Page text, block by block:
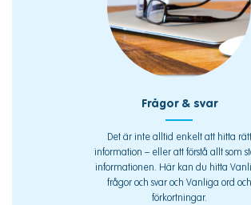
Frågor & svar
Det är inte alltid enkelt att hitta rätt
information – eller att förstå allt som
informationen. Här kan du hitta
frågor och svar och Vanliga ord och
förkortningar.